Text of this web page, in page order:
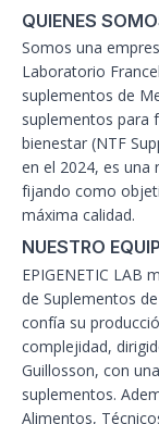
QUIENES
Somos una
Laboratorio
suplementos de
suplementos para
bienestar (NTF
en el 2024, es una
fijando como
máxima calidad.
NUESTRO
EPIGENETIC LAB
de Suplementos
confía su
complejidad,
Guillosson, con
suplementos.
Alimentos,